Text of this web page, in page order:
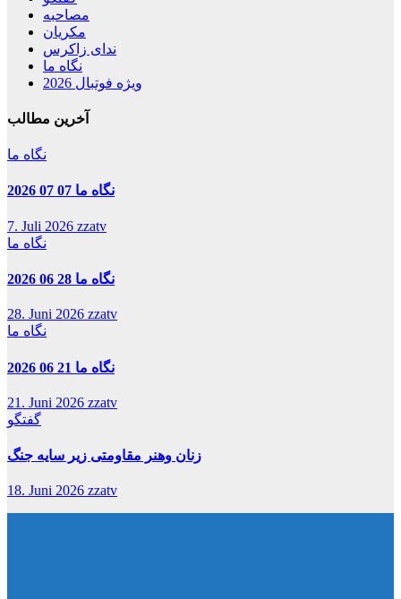
مصاحبه
مکریان
ندای زاکرس
نگاه ما
ویژه فوتبال 2026
آخرین مطالب
نگاه ما
نگاه ما 07 07 2026
7. Juli 2026 zzatv
نگاه ما
نگاه ما 28 06 2026
28. Juni 2026 zzatv
نگاه ما
نگاه ما 21 06 2026
21. Juni 2026 zzatv
گفتگو
زنان وهنر مقاومتی زیر سایه جنگ
18. Juni 2026 zzatv